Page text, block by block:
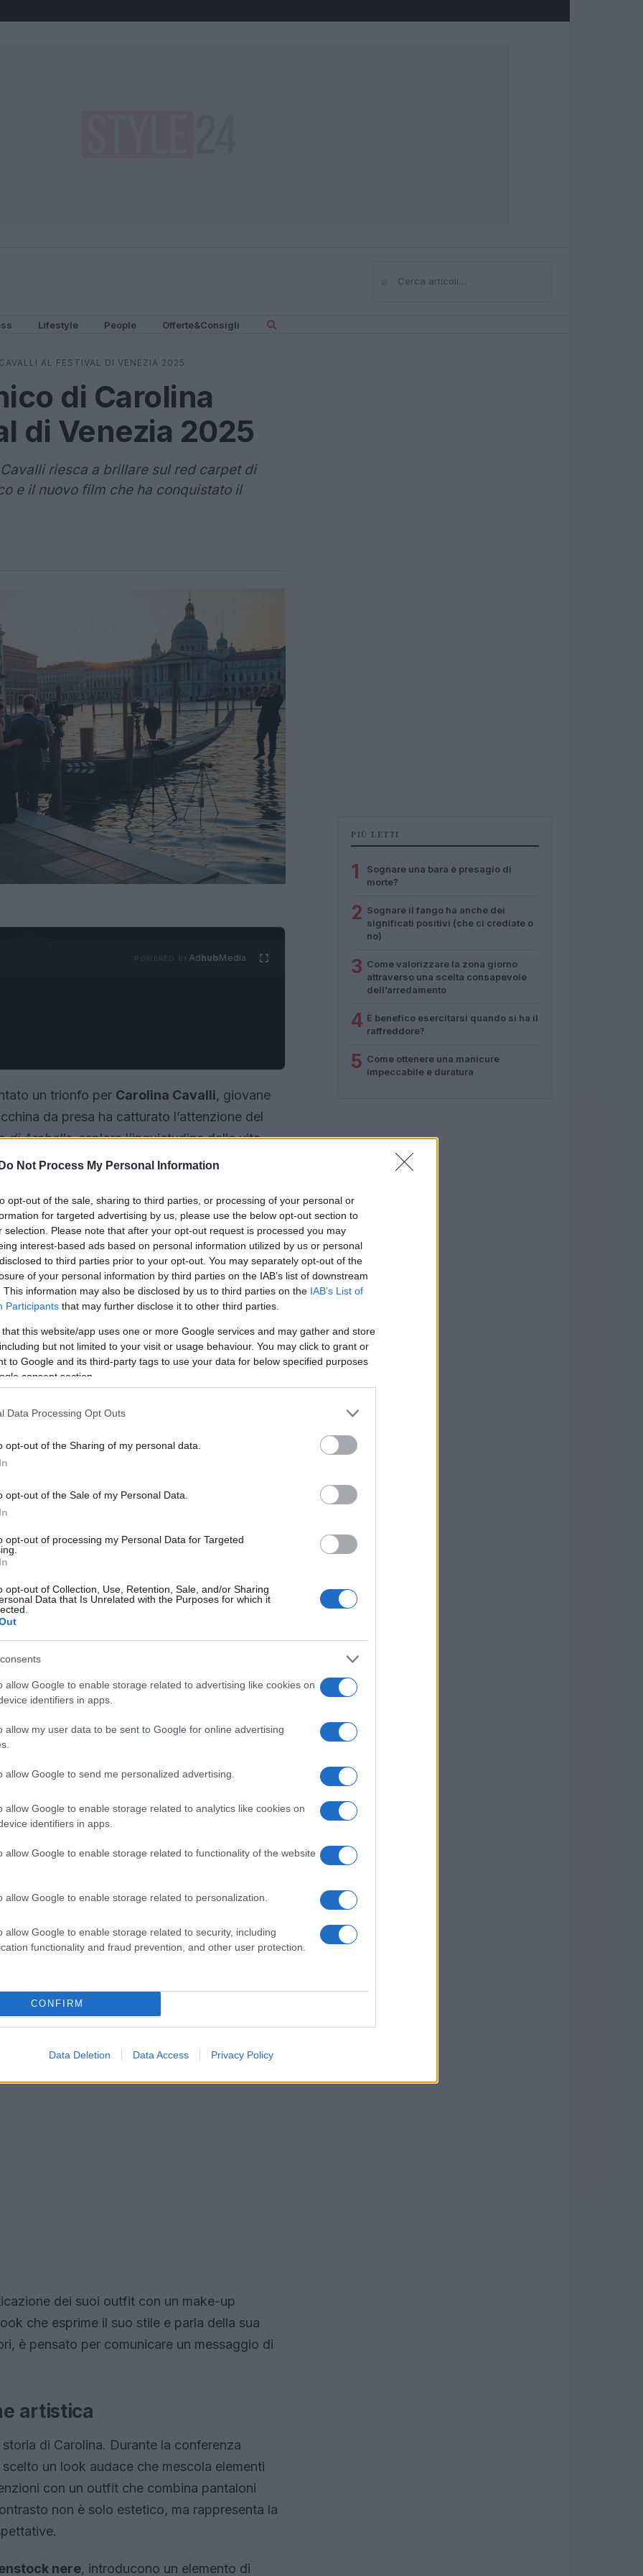
Do Not Process My Personal Information
opt-out of the sale, sharing to third parties, or processing of your personal or
for targeted advertising by us, please use the below opt-out section to
selection. Please note that after your opt-out request is processed you may
interest-based ads based on personal information utilized by us or personal
to third parties prior to your opt-out. You may separately opt-out of the
of your personal information by third parties on the IAB’s list of downstream
This information may also be disclosed by us to third parties on the IAB’s List of
Participants that may further disclose it to other third parties.
that this website/app uses one or more Google services and may gather and store
but not limited to your visit or usage behaviour. You may click to grant or
to Google and its third-party tags to use your data for below specified purposes
consent section.
Data Processing Opt Outs
opt-out of the Sharing of my personal data.
opt-out of the Sale of my Personal Data.
opt-out of processing my Personal Data for Targeted
opt-out of Collection, Use, Retention, Sale, and/or Sharing
Data that Is Unrelated with the Purposes for which it
allow Google to enable storage related to advertising like cookies on
identifiers in apps.
allow my user data to be sent to Google for online advertising
allow Google to send me personalized advertising.
allow Google to enable storage related to analytics like cookies on
identifiers in apps.
allow Google to enable storage related to functionality of the website
allow Google to enable storage related to personalization.
allow Google to enable storage related to security, including
functionality and fraud prevention, and other user protection.
CONFIRM
Data Deletion Data Access Privacy Policy
⌕Cerca
Lifestyle People Offerte&Consigli
AL FESTIVAL DI VENEZIA 2025
di Carolina
di Venezia 2025
riesca a brillare sul red carpet di
e il nuovo film che ha conquistato il
AdhubMedia
un trionfo per Carolina Cavalli, giovane
da presa ha catturato l’attenzione del
di Arabella, esplora l’inquietudine della vita
ironica e disincantata, unendo cinema e
unica
valore con il film
Miglior regista esordiente.
Il rapimento di
del suo viaggio artistico, ma
del cinema italiano. La storia di Holly,
intreccia con quella di una giovane ragazza,
le sfide e le incertezze di una generazione
cambia radicalmente, portandola a
attraverso la sua regia, invita il pubblico
vita, rendendo il film non solo una
Ogni scena riflette emozioni autentiche,
modo di vestire.
di Venezia
Cavalli ha scelto un look che
personale. Gli outfit selezionati sono una
riflettendo la sua visione artistica.
indossato un
jumpsuit minimal
di raso nero,
tocco moderno. La scelta diGiorgio Armani
senza tempo e si integra perfettamente
dei suoi outfit con un make-up
che esprime il suo stile e parla della sua
è pensato per comunicare un messaggio di
artistica
di Carolina. Durante la conferenza
scelto un look audace che mescola elementi
con un outfit che combina pantaloni
non è solo estetico, ma rappresenta la
nere, introducono un elemento di
PIÙ LETTI
1
Sognare una bara è presagio di
morte?
2 Sognare il fango ha anche dei
significati positivi (che ci crediate o
no)
3 Come valorizzare la zona giorno
attraverso una scelta consapevole
dell’arredamento
4 È benefico esercitarsi quando si ha il
raffreddore?
5 Come ottenere una manicure
impeccabile e duratura